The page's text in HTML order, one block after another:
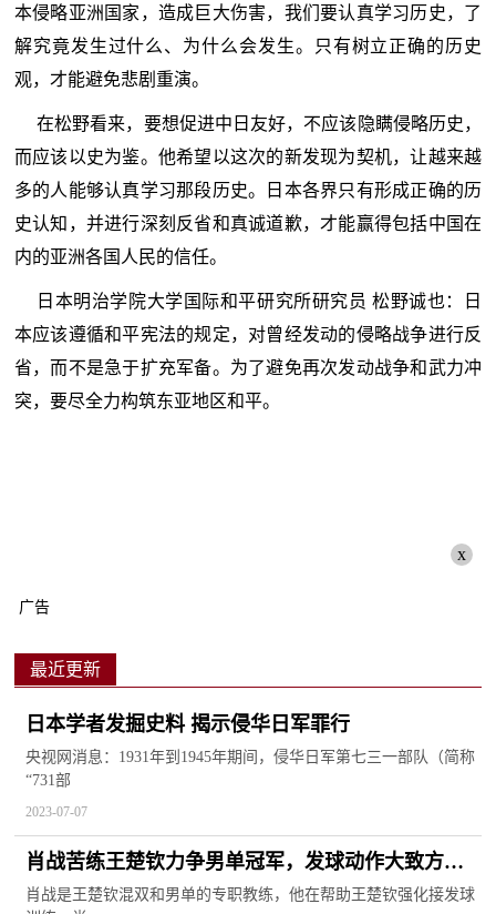
本侵略亚洲国家，造成巨大伤害，我们要认真学习历史，了
解究竟发生过什么、为什么会发生。只有树立正确的历史
观，才能避免悲剧重演。
在松野看来，要想促进中日友好，不应该隐瞒侵略历史，
而应该以史为鉴。他希望以这次的新发现为契机，让越来越
多的人能够认真学习那段历史。日本各界只有形成正确的历
史认知，并进行深刻反省和真诚道歉，才能赢得包括中国在
内的亚洲各国人民的信任。
日本明治学院大学国际和平研究所研究员 松野诚也：日
本应该遵循和平宪法的规定，对曾经发动的侵略战争进行反
省，而不是急于扩充军备。为了避免再次发动战争和武力冲
突，要尽全力构筑东亚地区和平。
x
广告
最近更新
日本学者发掘史料 揭示侵华日军罪行
央视网消息：1931年到1945年期间，侵华日军第七三一部队（简称
“731部
2023-07-07
肖战苦练王楚钦力争男单冠军，发球动作大致方博
躺枪，球迷都笑了
肖战是王楚钦混双和男单的专职教练，他在帮助王楚钦强化接发球